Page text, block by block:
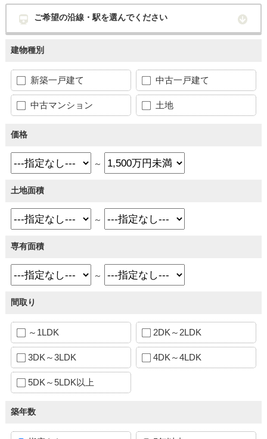
ご希望の沿線・駅を選んでください
建物種別
新築一戸建て 中古一戸建て
中古マンション 土地
価格
～
土地面積
～
専有面積
～
間取り
～1LDK 2DK～2LDK
3DK～3LDK 4DK～4LDK
5DK～5LDK以上
築年数